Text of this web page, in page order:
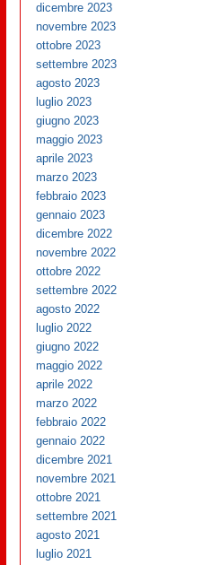
dicembre 2023
novembre 2023
ottobre 2023
settembre 2023
agosto 2023
luglio 2023
giugno 2023
maggio 2023
aprile 2023
marzo 2023
febbraio 2023
gennaio 2023
dicembre 2022
novembre 2022
ottobre 2022
settembre 2022
agosto 2022
luglio 2022
giugno 2022
maggio 2022
aprile 2022
marzo 2022
febbraio 2022
gennaio 2022
dicembre 2021
novembre 2021
ottobre 2021
settembre 2021
agosto 2021
luglio 2021